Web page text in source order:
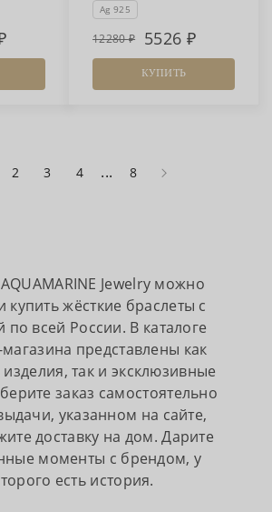
Ag 925
12280 5526
КУПИТЬ
2 3 4 ... 8
Jewelry можно
купить жёсткие браслеты с
по всей России. В каталоге
представлены как
так и эксклюзивные
заказ самостоятельно
указанном на сайте,
доставку на дом. Дарите
моменты с брендом, у
есть история.